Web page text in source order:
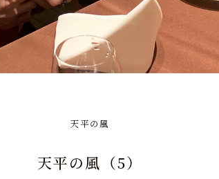
天平の風
天平の風（5）